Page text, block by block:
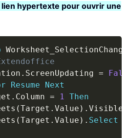
lien hypertexte pour ouvrir une
Worksheet_SelectionChange
. ScreenUpdating =
Resume
Next
. Column = 1 Then
(Target . Value ) . Visible
(Target . Value ) . Select
Copy